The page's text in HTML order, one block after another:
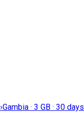
›Gambia · 3 GB · 30 days